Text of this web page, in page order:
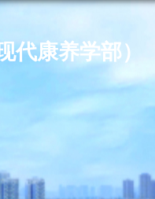
代康养学部）